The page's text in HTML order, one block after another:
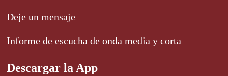
Deje un mensaje
Informe de escucha de onda media y corta
Descargar la App